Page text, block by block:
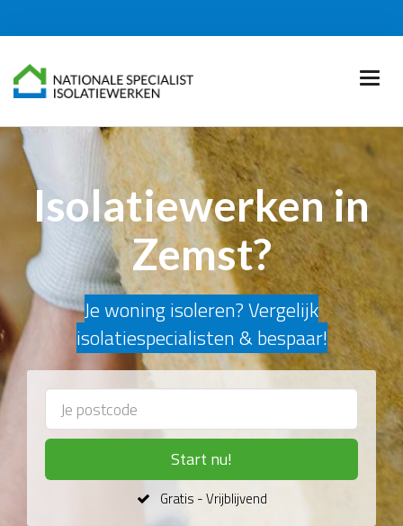
Isolatiewerken in
Zemst?
Je woning isoleren? Vergelijk
isolatiespecialisten & bespaar!
Start nu!
Gratis - Vrijblijvend